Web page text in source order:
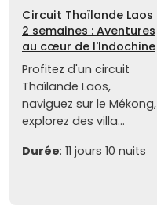
Circuit Thaïlande Laos
2 semaines : Aventures
au cœur de l'Indochine
Profitez d'un circuit
Thaïlande Laos,
naviguez sur le Mékong,
explorez des villa...
Durée: 11 jours 10 nuits